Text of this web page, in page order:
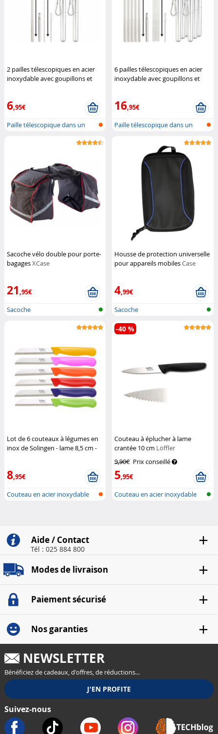
2 pailles télescopiques en acier
inoxydable avec goupillons et
6,95€
Paille télescopique dans un
6 pailles télescopiques en acier
inoxydable avec goupillons et
16,95€
Paille télescopique dans un
Sacoche vélo double pour porte-
bagagesXCase
21,95€
Sacoche
Housse de protection universelle
pour appareils mobilesCase
4,99€
Sacoche
Lot de 6 couteaux à légumes en
inox de Solingen - lame 8,5 cm -
8,95€
Couteau en acier inoxydable
Couteau à éplucher à lame
crantée 10 cm Löffler
9,90€ Prix conseillé
5,95€
-40 %
Couteau en acier inoxydable
Aide / Contact
Tél : 025 884 800
Modes de livraison
Paiement sécurisé
Nos garanties
NEWSLETTER
Bénéficiez de cadeaux, d'offres, de réductions...
Suivez-nous